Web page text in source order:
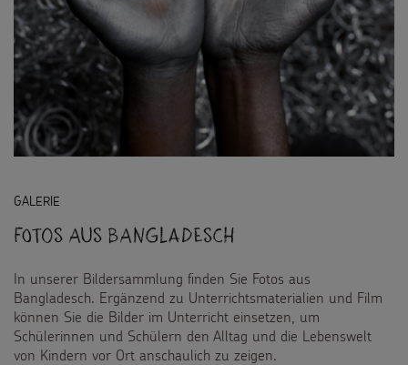
GALERIE
Fotos aus Bangladesch
In unserer Bildersammlung finden Sie Fotos aus
Bangladesch. Ergänzend zu Unterrichtsmaterialien und Film
können Sie die Bilder im Unterricht einsetzen, um
Schülerinnen und Schülern den Alltag und die Lebenswelt
von Kindern vor Ort anschaulich zu zeigen.